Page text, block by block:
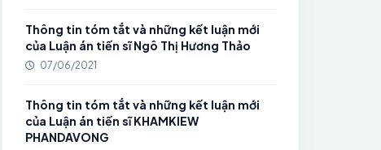
Thông tin tóm tắt và những kết luận mới
của Luận án tiến sĩ Ngô Thị Hương Thảo
07/06/2021
Thông tin tóm tắt và những kết luận mới
của Luận án tiến sĩ KHAMKIEW
PHANDAVONG